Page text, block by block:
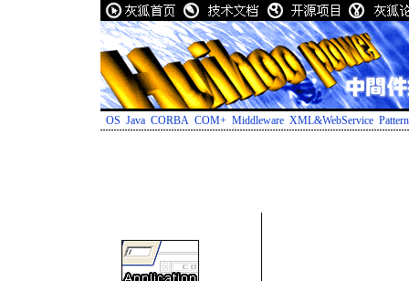
OS Java CORBA COM+ Middleware XML&WebService